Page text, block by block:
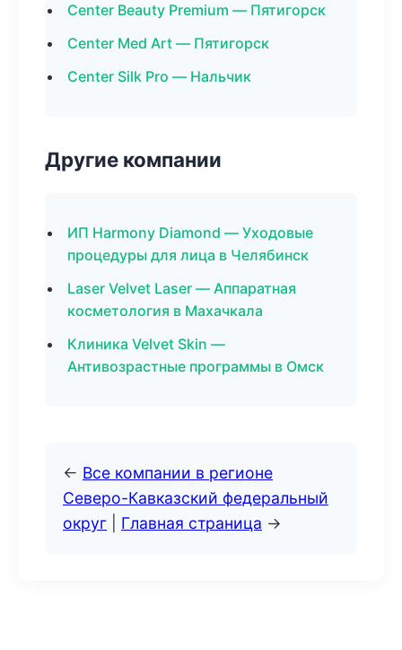
Center Beauty Premium — Пятигорск
Center Med Art — Пятигорск
Center Silk Pro — Нальчик
Другие компании
ИП Harmony Diamond — Уходовые
процедуры для лица в Челябинск
Laser Velvet Laser — Аппаратная
косметология в Махачкала
Клиника Velvet Skin —
Антивозрастные программы в Омск
← Все компании в регионе
Северо-Кавказский федеральный
округ
Главная страница →